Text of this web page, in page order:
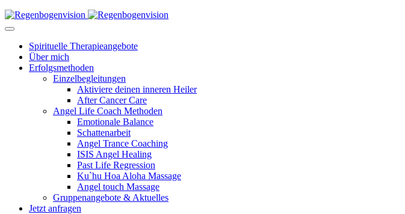
Spirituelle Therapieangebote
Über mich
Erfolgsmethoden
Einzelbegleitungen
Aktiviere deinen inneren Heiler
After Cancer Care
Angel Life Coach Methoden
Emotionale Balance
Schattenarbeit
Angel Trance Coaching
ISIS Angel Healing
Past Life Regression
Ku`hu Hoa Aloha Massage
Angel touch Massage
Gruppenangebote & Aktuelles
Jetzt anfragen